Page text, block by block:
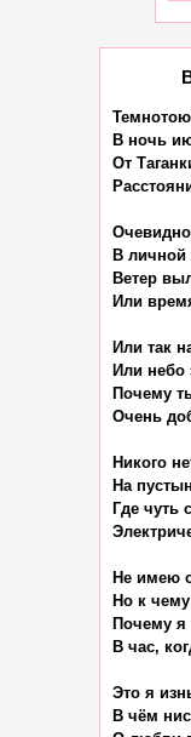
В ночь
От
В личной
Ветер
Или
Или так
Или небо
Почему
Очень
Никого
На
Где чуть
Не имею
Но к
Почему я
В час,
Это я
В чём